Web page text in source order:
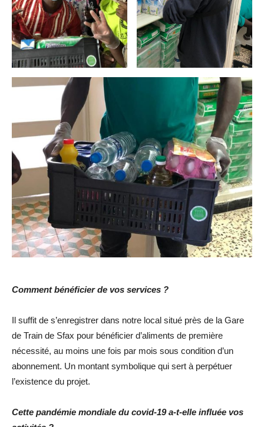
Comment bénéficier de vos services ?
Il suffit de s’enregistrer dans notre local situé près de la Gare
de Train de Sfax pour bénéficier d’aliments de première
nécessité, au moins une fois par mois sous condition d’un
abonnement. Un montant symbolique qui sert à perpétuer
l’existence du projet.
Cette pandémie mondiale du covid-19 a-t-elle influée vos